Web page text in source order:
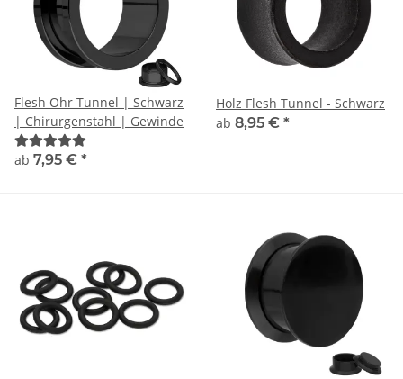
Flesh Ohr Tunnel | Schwarz
| Chirurgenstahl | Gewinde
ab 7,95 € *
Holz Flesh Tunnel - Schwarz
ab 8,95 € *